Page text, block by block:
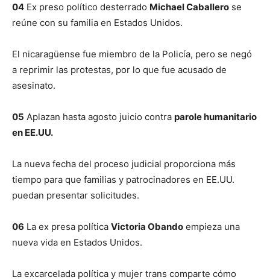
04 Ex preso político desterrado Michael Caballero se
reúne con su familia en Estados Unidos.
El nicaragüense fue miembro de la Policía, pero se negó
a reprimir las protestas, por lo que fue acusado de
asesinato.
05 Aplazan hasta agosto juicio contra parole humanitario
en EE.UU.
La nueva fecha del proceso judicial proporciona más
tiempo para que familias y patrocinadores en EE.UU.
puedan presentar solicitudes.
06 La ex presa política Victoria Obando empieza una
nueva vida en Estados Unidos.
La excarcelada política y mujer trans comparte cómo